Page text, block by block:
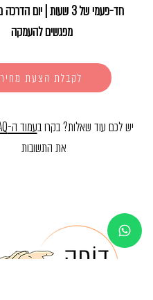
חד-פעמי של 3 שעות | יום
מפגשים להעמקה
לקבלת הצעת מחיר
יש לכם עוד שאלות? בקרו בעמוד ה-FAQ שלנו
את התשובות